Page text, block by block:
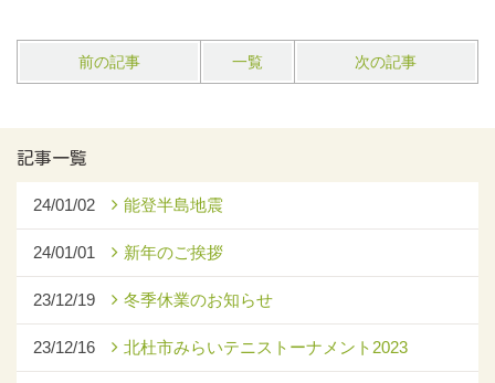
前の記事 一覧 次の記事
記事一覧
24/01/02 能登半島地震
24/01/01 新年のご挨拶
23/12/19 冬季休業のお知らせ
23/12/16 北杜市みらいテニストーナメント2023